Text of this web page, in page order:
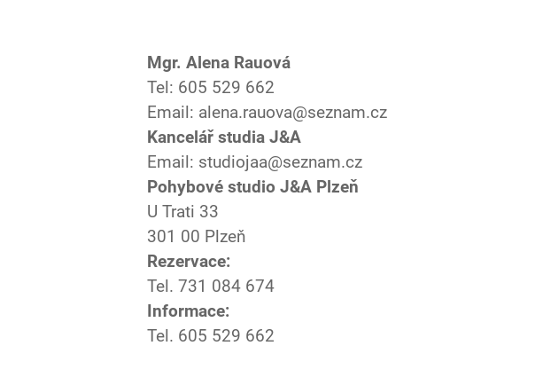
Mgr. Alena Rauová
Tel: 605 529 662
Email: alena.rauova@seznam.cz
Kancelář studia J&A
Email: studiojaa@seznam.cz
Pohybové studio J&A Plzeň
U Trati 33
301 00 Plzeň
Rezervace:
Tel. 731 084 674
Informace:
Tel. 605 529 662